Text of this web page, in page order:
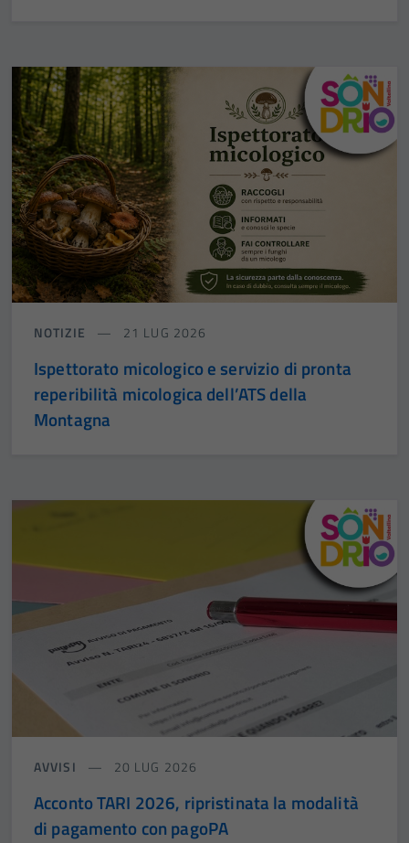
NOTIZIE 21 LUG 2026
Ispettorato micologico e servizio di pronta
reperibilità micologica dell’ATS della
Montagna
AVVISI 20 LUG 2026
Acconto TARI 2026, ripristinata la modalità
di pagamento con pagoPA